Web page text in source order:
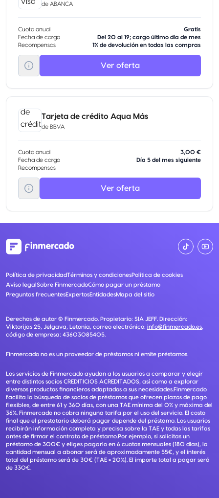
de ABANCA
Cuota anual
Gratis
Fecha de cargo
Del 20 al 19; cargo último día de mes
Recompensas
1% de devolución en todas las compras
Ver oferta
Tarjeta de crédito Aqua Más
de BBVA
Cuota anual
3,00 €
Fecha de cargo
Día 5 del mes siguiente
Recompensas
Ver oferta
Política de privacidadTérminos y condicionesPolítica de cookies
Aviso legalSobre FinmercadoCómo pagar un préstamo
Preguntas frecuentesExpertosEntidadesMapa del sitio
Derechos de autor © Finmercado. Propietario: SIA JEFF. Dirección:
Viktorijas 25, Jelgava, Letonia, correo electrónico: info@finmercado.es,
código de empresa: 43603085405.
Finmercado no es un proveedor de préstamos ni emite préstamos.
Los servicios de Finmercado ayudan a los usuarios a comparar y elegir
entre distintos socios CREDITICIOS ACREDITADOS, así como a explorar
diversos productos financieros adaptados a sus necesidades.Finmercado
facilita la búsqueda de socios de préstamos que ofrecen plazos de pago
flexibles, de entre 61 y 360 días, con una TAE mínima del 0% y máxima del
36%. Finmercado no cobra ninguna tarifa por el uso del servicio. El costo
final que el prestatario deberá pagar depende del préstamo. Los usuarios
recibirán información completa y precisa sobre la TAE y todas las tarifas
antes de firmar el contrato de préstamo.Por ejemplo, si solicitas un
préstamo de 300€ y eliges pagarlo en 6 cuotas mensuales (180 días), la
cantidad mensual a abonar será de aproximadamente 55€, y el interés
total del préstamo será de 30€ (TAE = 20%). El importe total a pagar será
de 330€.